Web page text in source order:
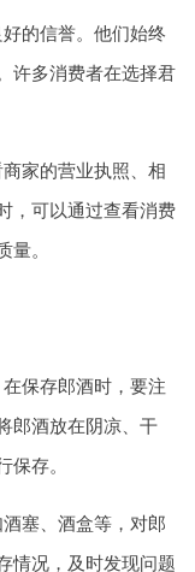
的信誉。他们始终
许多消费者在选择君
家的营业执照、相
，可以通过查看消费
量。
保存郎酒时，要注
郎酒放在阴凉、干
保存。
塞、酒盒等，对郎
情况，及时发现问题